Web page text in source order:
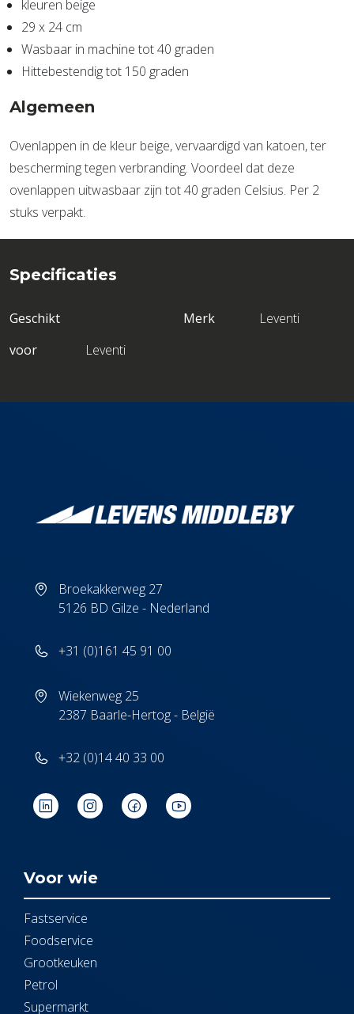
kleuren beige
29 x 24 cm
Wasbaar in machine tot 40 graden
Hittebestendig tot 150 graden
Algemeen
Ovenlappen in de kleur beige, vervaardigd van katoen, ter
bescherming tegen verbranding. Voordeel dat deze
ovenlappen uitwasbaar zijn tot 40 graden Celsius. Per 2
stuks verpakt.
Specificaties
Geschikt
voor
Leventi
Merk Leventi
Broekakkerweg 27
5126 BD Gilze - Nederland
+31 (0)161 45 91 00
Wiekenweg 25
2387 Baarle-Hertog - België
+32 (0)14 40 33 00
Voor wie
Fastservice
Foodservice
Grootkeuken
Petrol
Supermarkt